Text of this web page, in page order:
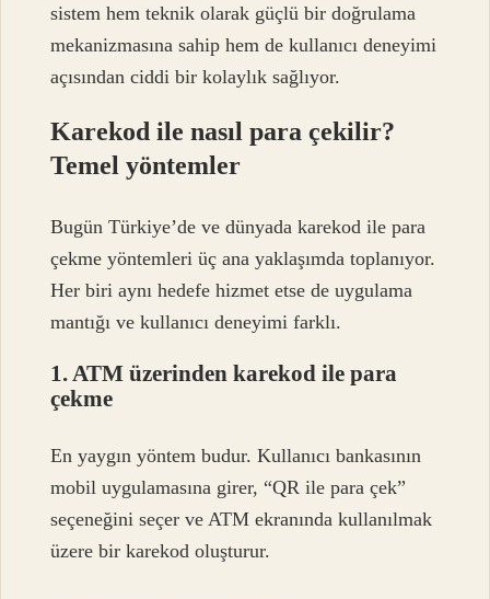
sistem hem teknik olarak güçlü bir doğrulama
mekanizmasına sahip hem de kullanıcı deneyimi
açısından ciddi bir kolaylık sağlıyor.
Karekod ile nasıl para çekilir?
Temel yöntemler
Bugün Türkiye’de ve dünyada karekod ile para
çekme yöntemleri üç ana yaklaşımda toplanıyor.
Her biri aynı hedefe hizmet etse de uygulama
mantığı ve kullanıcı deneyimi farklı.
1. ATM üzerinden karekod ile para
çekme
En yaygın yöntem budur. Kullanıcı bankasının
mobil uygulamasına girer, “QR ile para çek”
seçeneğini seçer ve ATM ekranında kullanılmak
üzere bir karekod oluşturur.